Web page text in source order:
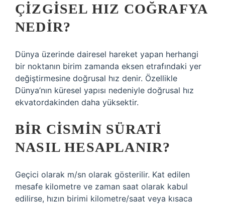
ÇIZGISEL HIZ COĞRAFYA
NEDIR?
Dünya üzerinde dairesel hareket yapan herhangi
bir noktanın birim zamanda eksen etrafındaki yer
değiştirmesine doğrusal hız denir. Özellikle
Dünya’nın küresel yapısı nedeniyle doğrusal hız
ekvatordakinden daha yüksektir.
BIR CISMIN SÜRATI
NASIL HESAPLANIR?
Geçici olarak m/sn olarak gösterilir. Kat edilen
mesafe kilometre ve zaman saat olarak kabul
edilirse, hızın birimi kilometre/saat veya kısaca